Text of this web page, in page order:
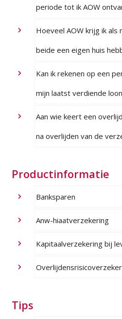
periode tot ik AOW
Hoeveel AOW krijg ik als
beide een eigen huis
Kan ik rekenen op een
mijn laatst verdiende
Aan wie keert een
na overlijden van de
Productinformatie
Banksparen
Anw-hiaatverzekering
Kapitaalverzekering bij
Tips